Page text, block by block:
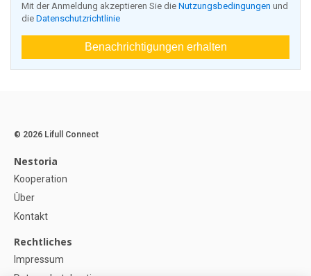
Mit der Anmeldung akzeptieren Sie die Nutzungsbedingungen und
die Datenschutzrichtlinie
Benachrichtigungen erhalten
© 2026 Lifull Connect
Nestoria
Kooperation
Über
Kontakt
Rechtliches
Impressum